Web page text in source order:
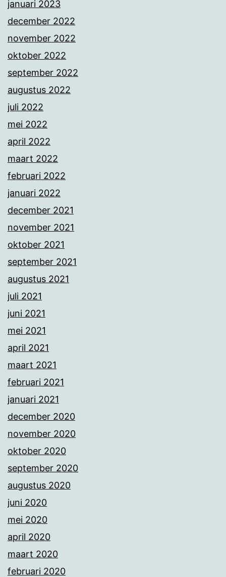
januari 2023
december 2022
november 2022
oktober 2022
september 2022
augustus 2022
juli 2022
mei 2022
april 2022
maart 2022
februari 2022
januari 2022
december 2021
november 2021
oktober 2021
september 2021
augustus 2021
juli 2021
juni 2021
mei 2021
april 2021
maart 2021
februari 2021
januari 2021
december 2020
november 2020
oktober 2020
september 2020
augustus 2020
juni 2020
mei 2020
april 2020
maart 2020
februari 2020